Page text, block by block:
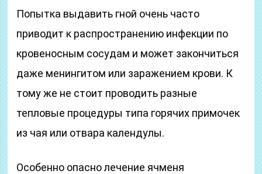
Попытка выдавить гной очень часто
приводит к распространению инфекции по
кровеносным сосудам и может закончиться
даже менингитом или заражением крови. К
тому же не стоит проводить разные
тепловые процедуры типа горячих примочек
из чая или отвара календулы.
Особенно опасно лечение ячменя